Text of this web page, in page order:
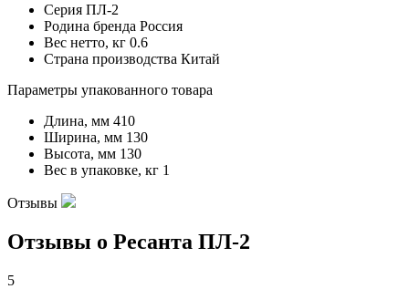
Серия ПЛ-2
Родина бренда Россия
Вес нетто, кг 0.6
Страна производства Китай
Параметры упакованного товара
Длина, мм 410
Ширина, мм 130
Высота, мм 130
Вес в упаковке, кг 1
Отзывы
Отзывы о Ресанта ПЛ-2
5